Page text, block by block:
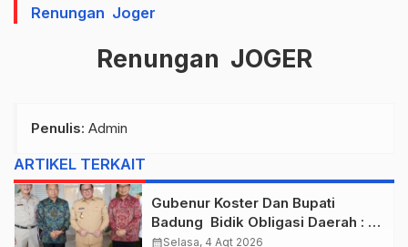
Renungan Joger
Renungan JOGER
Penulis: Admin
ARTIKEL TERKAIT
Gubenur Koster Dan Bupati
Badung Bidik Obligasi Daerah :
Gaspol Bangun Infrastruktur
calendar_monthSelasa, 4 Agt 2026